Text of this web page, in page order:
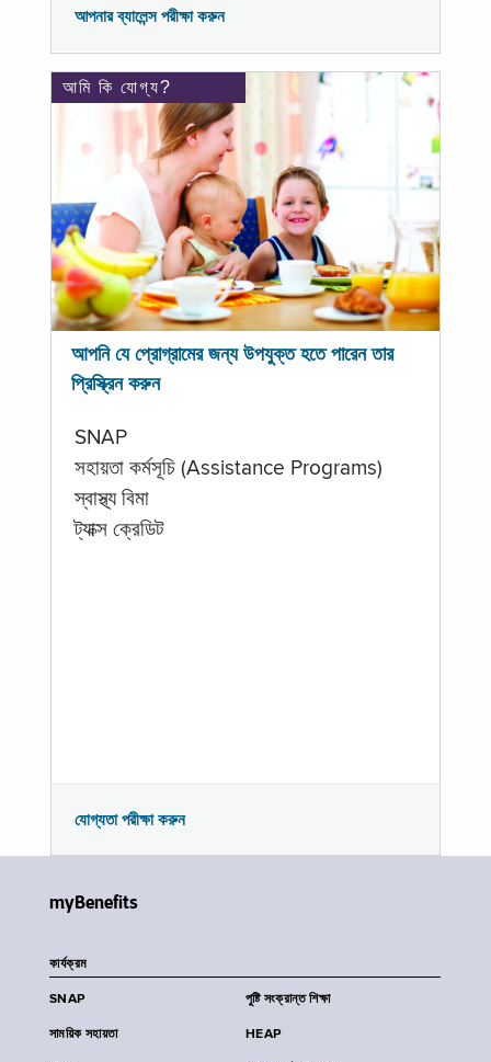
আপনার ব্যালেন্স পরীক্ষা করুন
আমি কি যোগ্য?
আপনি যে প্রোগ্রামের জন্য উপযুক্ত হতে পারেন তার
প্রিস্ক্রিন করুন
SNAP
সহায়তা কর্মসূচি (Assistance Programs)
স্বাস্থ্য বিমা
ট্যাক্স ক্রেডিট
যোগ্যতা পরীক্ষা করুন
myBenefits
কার্যক্রম
SNAP পুষ্টি সংক্রান্ত শিক্ষা
সাময়িক সহায়তা HEAP